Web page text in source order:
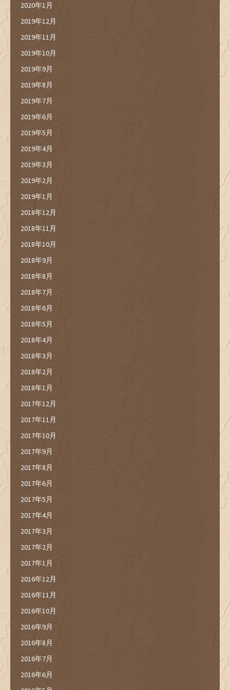
2020年1月
2019年12月
2019年11月
2019年10月
2019年9月
2019年8月
2019年7月
2019年6月
2019年5月
2019年4月
2019年3月
2019年2月
2019年1月
2018年12月
2018年11月
2018年10月
2018年9月
2018年8月
2018年7月
2018年6月
2018年5月
2018年4月
2018年3月
2018年2月
2018年1月
2017年12月
2017年11月
2017年10月
2017年9月
2017年8月
2017年6月
2017年5月
2017年4月
2017年3月
2017年2月
2017年1月
2016年12月
2016年11月
2016年10月
2016年9月
2016年8月
2016年7月
2016年6月